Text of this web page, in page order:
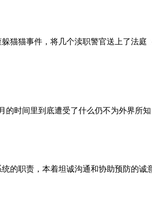
猫猫事件，将几个渎职警官送上了法庭
时间里到底遭受了什么仍不为外界所
的职责，本着坦诚沟通和协助预防的诚